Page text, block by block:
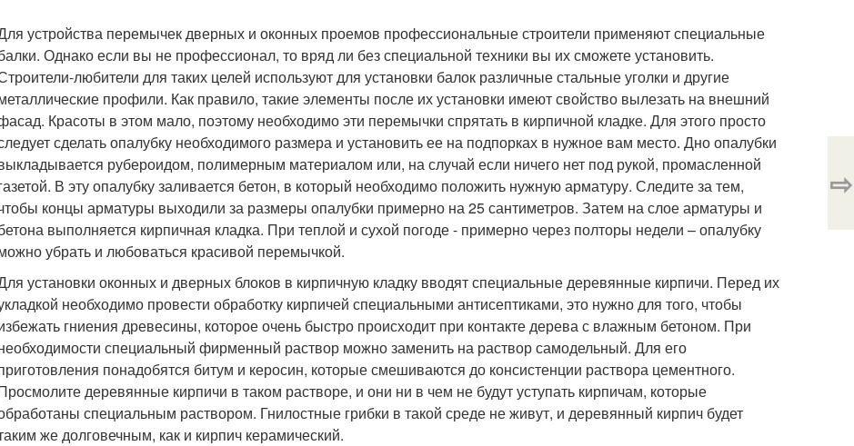
устройства перемычек дверных и оконных проемов профессиональные строители применяют специальные
Однако если вы не профессионал, то вряд ли без специальной техники вы их сможете установить.
любители для таких целей используют для установки балок различные стальные уголки и другие
профили. Как правило, такие элементы после их установки имеют свойство вылезать на внешний
Красоты в этом мало, поэтому необходимо эти перемычки спрятать в кирпичной кладке. Для этого просто
сделать опалубку необходимого размера и установить ее на подпорках в нужное вам место. Дно опалубки
рубероидом, полимерным материалом или, на случай если ничего нет под рукой, промасленной
В эту опалубку заливается бетон, в который необходимо положить нужную арматуру. Следите за тем,
концы арматуры выходили за размеры опалубки примерно на 25 сантиметров. Затем на слое арматуры и
выполняется кирпичная кладка. При теплой и сухой погоде - примерно через полторы недели – опалубку
убрать и любоваться красивой перемычкой.
установки оконных и дверных блоков в кирпичную кладку вводят специальные деревянные кирпичи. Перед их
необходимо провести обработку кирпичей специальными антисептиками, это нужно для того, чтобы
гниения древесины, которое очень быстро происходит при контакте дерева с влажным бетоном. При
специальный фирменный раствор можно заменить на раствор самодельный. Для его
понадобятся битум и керосин, которые смешиваются до консистенции раствора цементного.
деревянные кирпичи в таком растворе, и они ни в чем не будут уступать кирпичам, которые
специальным раствором. Гнилостные грибки в такой среде не живут, и деревянный кирпич будет
же долговечным, как и кирпич керамический.
⇨